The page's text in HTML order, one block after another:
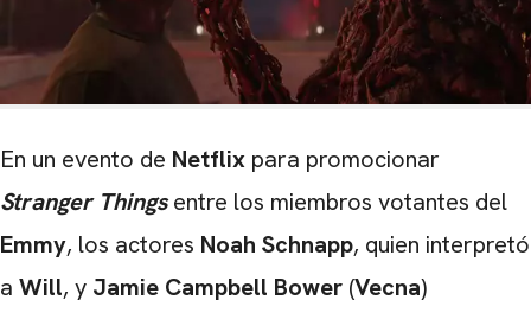
En un evento de Netflix para promocionar
Stranger Thingsentre los miembros votantes del
Emmy, los actores Noah Schnapp, quien interpretó
a Will, y Jamie Campbell Bower (Vecna)